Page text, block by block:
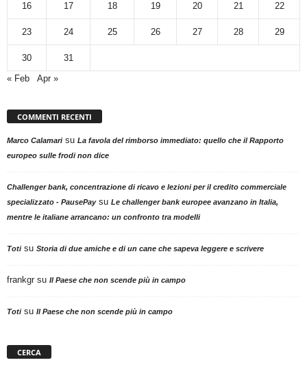
16 17 18 19 20 21 22
23 24 25 26 27 28 29
30
31
« Feb
Apr »
COMMENTI RECENTI
Marco Calamarisu La favola del rimborso immediato: quello che il Rapporto
europeo sulle frodi non dice
Challenger bank, concentrazione di ricavo e lezioni per il credito commerciale
specializzato - PausePaysu Le challenger bank europee avanzano in Italia,
mentre le italiane arrancano: un confronto tra modelli
Totisu Storia di due amiche e di un cane che sapeva leggere e scrivere
frankgr su Il Paese che non scende più in campo
Totisu Il Paese che non scende più in campo
CERCA